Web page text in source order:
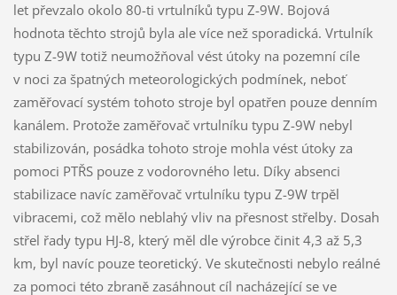
let převzalo okolo 80-ti vrtulníků typu Z-9W. Bojová
hodnota těchto strojů byla ale více než sporadická. Vrtulník
typu Z-9W totiž neumožňoval vést útoky na pozemní cíle
v noci za špatných meteorologických podmínek, neboť
zaměřovací systém tohoto stroje byl opatřen pouze denním
kanálem. Protože zaměřovač vrtulníku typu Z-9W nebyl
stabilizován, posádka tohoto stroje mohla vést útoky za
pomoci PTŘS pouze z vodorovného letu. Díky absenci
stabilizace navíc zaměřovač vrtulníku typu Z-9W trpěl
vibracemi, což mělo neblahý vliv na přesnost střelby. Dosah
střel řady typu HJ-8, který měl dle výrobce činit 4,3 až 5,3
km, byl navíc pouze teoretický. Ve skutečnosti nebylo reálné
za pomoci této zbraně zasáhnout cíl nacházející se ve